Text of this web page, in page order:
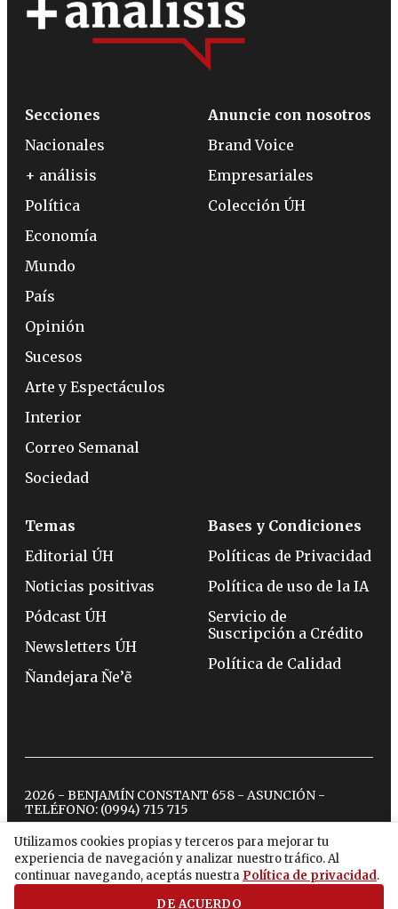
Utilizamos cookies propias y terceros para mejorar tu
experiencia de navegación y analizar nuestro tráfico. Al
continuar navegando, aceptás nuestra Política de privacidad.
DE ACUERDO
Secciones
Nacionales
+ análisis
Política
Economía
Mundo
País
Opinión
Sucesos
Arte y Espectáculos
Interior
Correo Semanal
Sociedad
Anuncie con nosotros
Brand Voice
Empresariales
Colección ÚH
Temas
Editorial ÚH
Noticias positivas
Pódcast ÚH
Newsletters ÚH
Ñandejara Ñe’ẽ
Bases y Condiciones
Políticas de Privacidad
Política de uso de la IA
Servicio de
Suscripción a Crédito
Política de Calidad
2026 - BENJAMÍN CONSTANT 658 - ASUNCIÓN -
TELÉFONO: (0994) 715 715
twitterinstagram
facebook
tiktokyoutubespotify